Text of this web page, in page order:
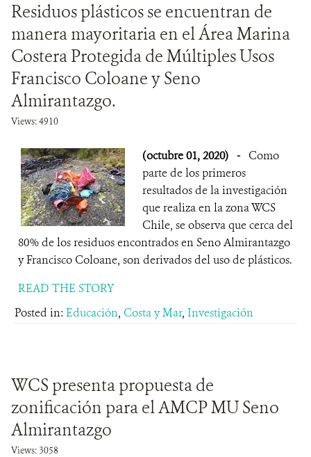
Residuos plásticos se encuentran de
manera mayoritaria en el Área Marina
Costera Protegida de Múltiples Usos
Francisco Coloane y Seno
Almirantazgo.
Views: 4910
(octubre 01, 2020) - Como
parte de los primeros
resultados de la investigación
que realiza en la zona WCS
Chile, se observa que cerca del
80% de los residuos encontrados en Seno Almirantazgo
y Francisco Coloane, son derivados del uso de plásticos.
READ THE STORY
Posted in: Educación, Costa y Mar, Investigación
WCS presenta propuesta de
zonificación para el AMCP MU Seno
Almirantazgo
Views: 3058